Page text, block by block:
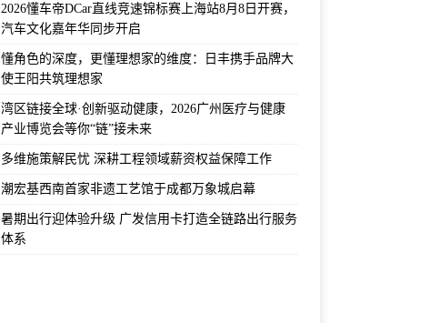
2026懂车帝DCar直线竞速锦标赛上海站8月8日开赛，
汽车文化嘉年华同步开启
懂角色的深度，更懂理想家的维度：日丰携手品牌大
使王阳共筑理想家
湾区链接全球·创新驱动健康，2026广州医疗与健康
产业博览会等你“链”接未来
多维施策解民忧 深耕工程领域薪资权益保障工作
潮宏基西南首家非遗工艺馆于成都万象城启幕
暑期出行迎体验升级 广发信用卡打造全链路出行服务
体系